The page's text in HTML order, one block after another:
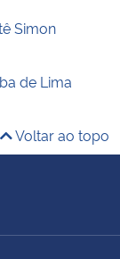
Simon
de Lima
Voltar ao topo